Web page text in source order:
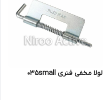
لولا مخفی فنری ۰۳۵small